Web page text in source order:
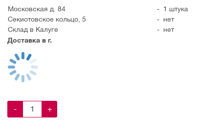
Московская д. 84
- 1 штука
Секиотовское кольцо, 5
- нет
Склад в Калуге
- нет
Доставка в г.
- +